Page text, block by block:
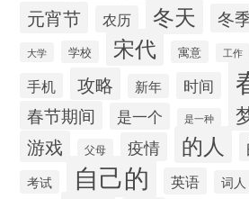
元宵节 农历 冬天 冬
大学 学校 宋代 寓意 工作
手机 攻略 新年 时间
春节期间 是一个 是一种
游戏 父母 疫情 的人
考试 自己的 英语 词人